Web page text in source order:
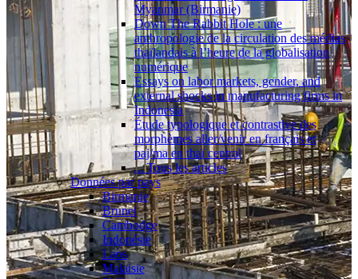
Myanmar (Birmanie)
Down The Rabbit Hole : une
anthropologie de la circulation des médias
thaïlandais à l’heure de la globalisation
numérique
Essays on labor markets, gender, and
external shocks in manufacturing firms in
Indonesia
Étude typologique et contrastive des
morphèmes aller/venir en français et
paj/ma en thaï central
... Tous les articles
Données par pays
Birmanie
Brunei
Cambodge
Indonésie
Laos
Malaisie